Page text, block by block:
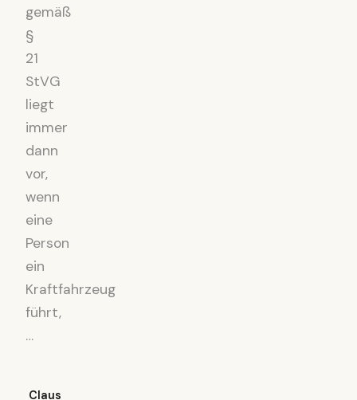
gemäß
§
21
StVG
liegt
immer
dann
vor,
wenn
eine
Person
ein
Kraftfahrzeug
führt,
…
Claus